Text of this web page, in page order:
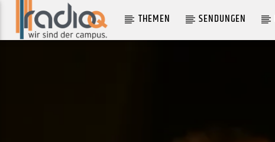
THEMEN SENDUNGEN